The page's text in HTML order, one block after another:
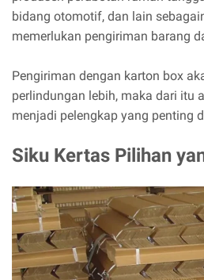
bidang otomotif, dan lain
memerlukan pengiriman barang
Pengiriman dengan karton box
perlindungan lebih, maka dari itu
menjadi pelengkap yang penting
Siku Kertas Pilihan